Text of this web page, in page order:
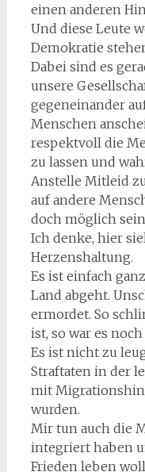
einen anderen
Und diese Leute
Demokratie
Dabei sind es
unsere
gegeneinander
Menschen
respektvoll die
zu lassen und
Anstelle Mitleid
auf andere
doch möglich
Ich denke, hier
Herzenshaltung.
Es ist einfach
Land abgeht.
ermordet. So
ist, so war es
Es ist nicht zu
Straftaten in der
mit
wurden.
Mir tun auch die
integriert haben
Frieden leben